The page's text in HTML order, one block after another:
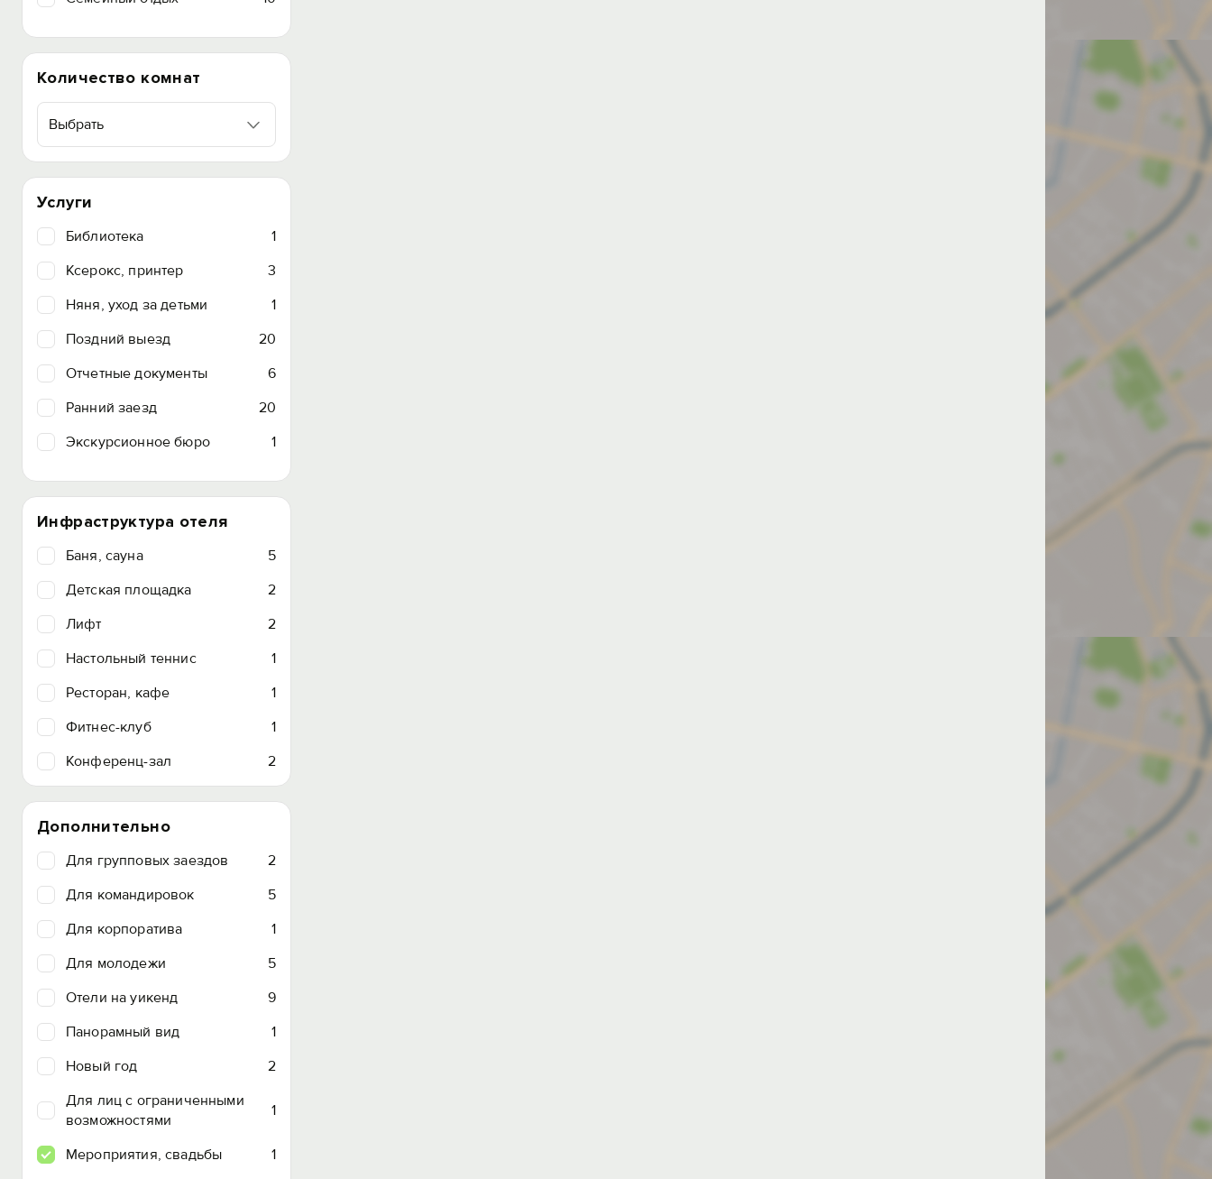
Количество комнат
Выбрать
Услуги
Библиотека
1
Ксерокс, принтер
3
Няня, уход за детьми
1
Поздний выезд
20
Отчетные документы
6
Ранний заезд
20
Экскурсионное бюро
1
Инфраструктура отеля
Баня, сауна
5
Детская площадка
2
Лифт
2
Настольный теннис
1
Ресторан, кафе
1
Фитнес-клуб
1
Конференц-зал
2
Дополнительно
Для групповых заездов
2
Для командировок
5
Для корпоратива
1
Для молодежи
5
Отели на уикенд
9
Панорамный вид
1
Новый год
2
Для лиц с ограниченными
возможностями
1
Мероприятия, свадьбы
1